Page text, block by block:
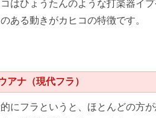
はひょうたんのような打楽器イ
ある動きがカヒコの特徴です。
アナ（現代フラ）
にフラというと、ほとんどの方